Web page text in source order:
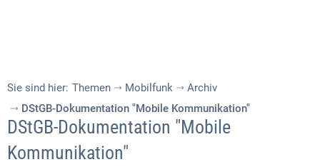
Sie sind hier: Themen Mobilfunk
Archiv
DStGB-Dokumentation "Mobile Kommunikation"
DStGB-Dokumentation "Mobile
Kommunikation"